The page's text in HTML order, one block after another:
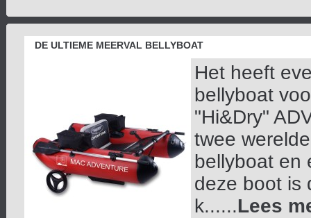
DE ULTIEME MEERVAL BELLYBOAT
Het heeft
bellyboat
"Hi&Dry"
twee
bellyboat en
deze boot is
k......Lees